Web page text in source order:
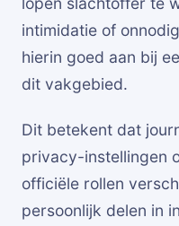
intimidatie of
hierin goed aan bij
dit vakgebied.
Dit betekent dat
privacy-instellingen
officiële rollen
persoonlijk delen in